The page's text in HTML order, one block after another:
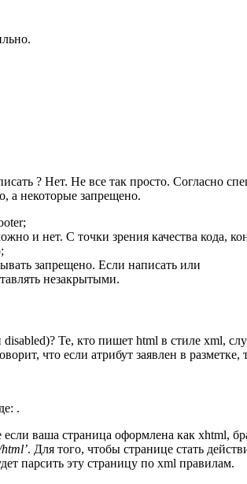
? Нет. Не все так просто. Согласно
а некоторые запрещено.
и нет. С точки зрения качества кода,
запрещено. Если написать или
незакрытыми.
Те, кто пишет html в стиле xml,
что если атрибут заявлен в разметке,
.
ваша страница оформлена как xhtml,
html’. Для того, чтобы странице стать
парсить эту страницу по xml правилам.